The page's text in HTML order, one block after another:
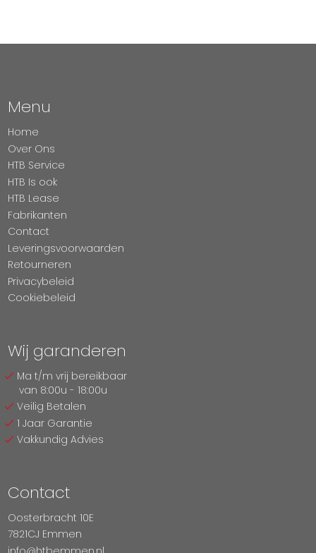
Menu
Home
Over Ons
HTB Service
HTB Is ook
HTB Lease
Fabrikanten
Contact
Leveringsvoorwaarden
Retourneren
Privacybeleid
Cookiebeleid
Wij garanderen
Ma t/m vrij bereikbaar
van 8:00u - 18:00u
Veilig Betalen
1 Jaar Garantie
Vakkundig Advies
Contact
Oosterbracht 10E
7821CJ Emmen